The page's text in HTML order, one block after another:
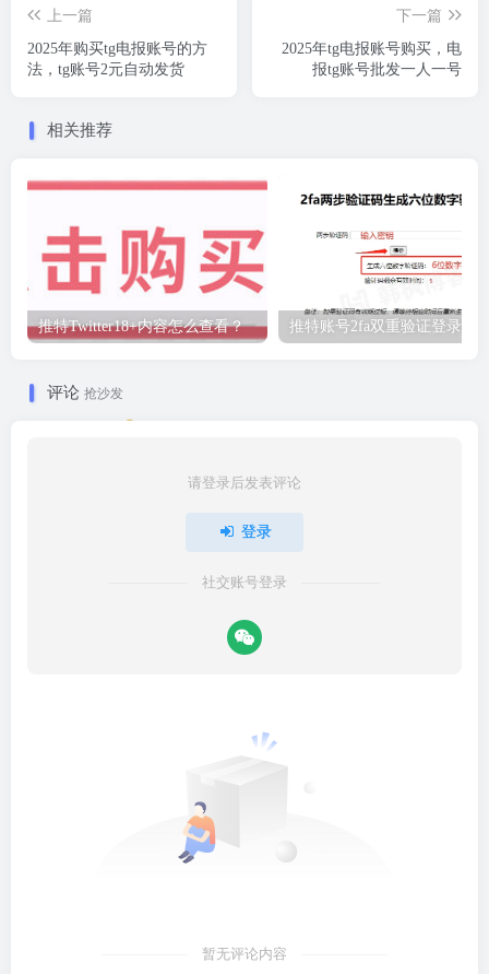
上一篇
2025年购买tg电报账号的方
法，tg账号2元自动发货
下一篇
2025年tg电报账号购买，电
报tg账号批发一人一号
相关推荐
推特Twitter18+内容怎么查看？ 推特账号2fa双重验证登录教
评论 抢沙发
请登录后发表评论
登录
社交账号登录
暂无评论内容